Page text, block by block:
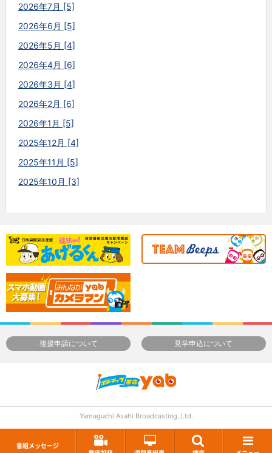
番組メッセージ
2026年7月 [5]
2026年6月 [5]
2026年5月 [4]
2026年4月 [6]
2026年3月 [4]
2026年2月 [6]
2026年1月 [5]
2025年12月 [4]
2025年11月 [5]
2025年10月 [3]
後援申請について 見学申込について
Yamaguchi Asahi Broadcasting.,Ltd.